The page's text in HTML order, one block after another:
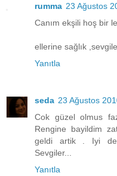
rumma 23 Ağustos
Canım ekşili hoş bir
ellerine sağlık
Yanıtla
seda 23 Ağustos
Cok güzel olmus
Rengine bayildim
geldi artik . Iyi
Sevgiler...
Yanıtla